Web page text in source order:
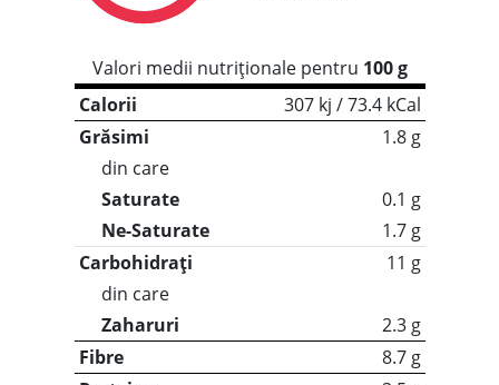
Valori medii nutriționale pentru 100 g
Calorii
307 kj / 73.4 kCal
Grăsimi
1.8 g
din care
Saturate
0.1 g
Ne-Saturate
1.7 g
Carbohidrați
11 g
din care
Zaharuri
2.3 g
Fibre
8.7 g